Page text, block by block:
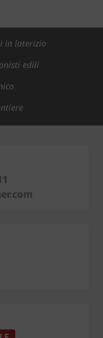
in laterizio
edili